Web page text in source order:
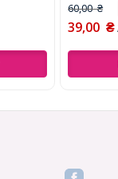
60,00₴
39,00 ₴